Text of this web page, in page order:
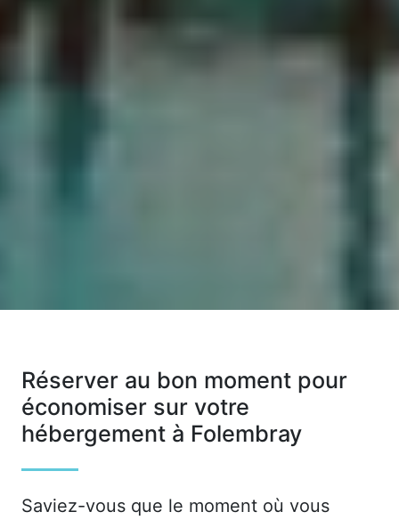
Réserver au bon moment pour
économiser sur votre
hébergement à Folembray
Saviez-vous que le moment où vous